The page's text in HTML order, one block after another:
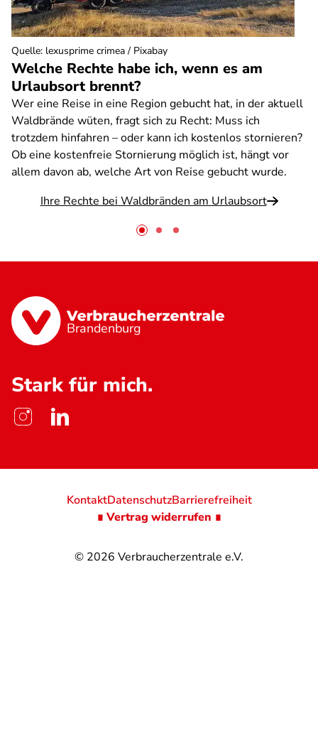
Welche Rechte habe ich, wenn es am
Urlaubsort brennt?
Wer eine Reise in eine Region gebucht hat, in der aktuell
Waldbrände wüten, fragt sich zu Recht: Muss ich
trotzdem hinfahren – oder kann ich kostenlos stornieren?
Ob eine kostenfreie Stornierung möglich ist, hängt vor
allem davon ab, welche Art von Reise gebucht wurde.
Ihre Rechte bei Waldbränden am Urlaubsort
Quelle: lexusprime crimea / Pixabay
Brandenburg
Stark für mich.
© 2026 Verbraucherzentrale e.V.
KontaktDatenschutzBarrierefreiheit
∎ Vertrag widerrufen ∎